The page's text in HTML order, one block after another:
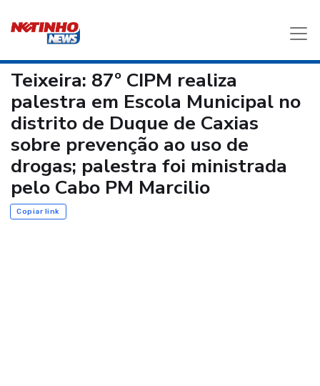
Teixeira: 87º CIPM realiza
palestra em Escola Municipal no
distrito de Duque de Caxias
sobre prevenção ao uso de
drogas; palestra foi ministrada
pelo Cabo PM Marcilio
Copiar link